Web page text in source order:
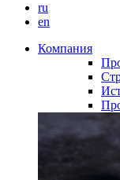
ru
en
Компания